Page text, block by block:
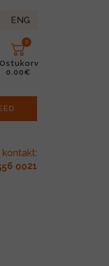
ENG
0
Ostukorv
0.00€
6 0021